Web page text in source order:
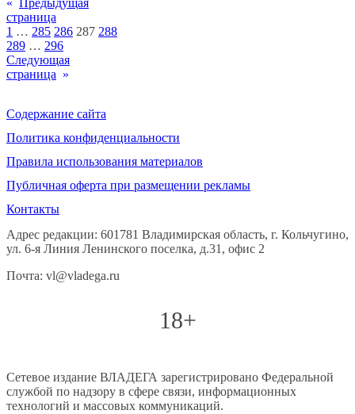
«
Предыдущая
страница
1 … 285 286 287 288
289 … 296
Следующая
страница »
Содержание сайта
Политика конфиденциальности
Правила использования материалов
Публичная оферта при размещении рекламы
Контакты
Адрес редакции: 601781 Владимирская область, г. Кольчугино,
ул. 6-я Линия Ленинского поселка, д.31, офис 2
Почта: vl@vladega.ru
18+
Сетевое издание ВЛАДЕГА зарегистрировано Федеральной
службой по надзору в сфере связи, информационных
технологий и массовых коммуникаций.